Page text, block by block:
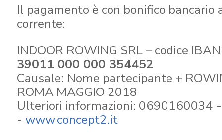
Il pagamento è con bonifico bancario
corrente:
INDOOR ROWING SRL – codice
39011 000 000 354452
Causale: Nome partecipante +
ROMA MAGGIO 2018
Ulteriori informazioni: 0690160034
- www.concept2.it